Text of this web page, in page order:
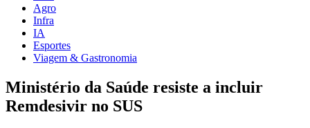
Agro
Infra
IA
Esportes
Viagem & Gastronomia
Ministério da Saúde resiste a incluir
Remdesivir no SUS